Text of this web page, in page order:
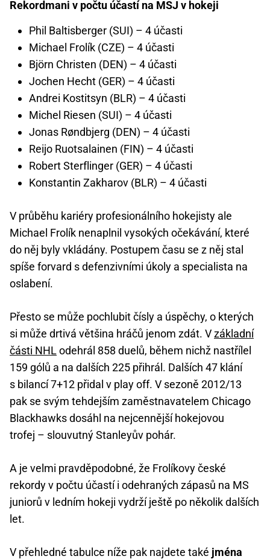
Rekordmani v počtu účastí na MSJ v hokeji
Phil Baltisberger (SUI) – 4 účasti
Michael Frolík (CZE) – 4 účasti
Björn Christen (DEN) – 4 účasti
Jochen Hecht (GER) – 4 účasti
Andrei Kostitsyn (BLR) – 4 účasti
Michel Riesen (SUI) – 4 účasti
Jonas Røndbjerg (DEN) – 4 účasti
Reijo Ruotsalainen (FIN) – 4 účasti
Robert Sterflinger (GER) – 4 účasti
Konstantin Zakharov (BLR) – 4 účasti
V průběhu kariéry profesionálního hokejisty ale
Michael Frolík nenaplnil vysokých očekávání, které
do něj byly vkládány. Postupem času se z něj stal
spíše forvard s defenzivními úkoly a specialista na
oslabení.
Přesto se může pochlubit čísly a úspěchy, o kterých
si může drtivá většina hráčů jenom zdát. Vzákladní
části NHLodehrál 858 duelů, během nichž nastřílel
159 gólů a na dalších 225 přihrál. Dalších 47 klání
s bilancí 7+12 přidal v play off. V sezoně 2012/13
pak se svým tehdejším zaměstnavatelem Chicago
Blackhawks dosáhl na nejcennější hokejovou
trofej – slouvutný Stanleyův pohár.
A je velmi pravděpodobné, že Frolíkovy české
rekordy v počtu účastí i odehraných zápasů na MS
juniorů v ledním hokeji vydrží ještě po několik dalších
let.
V přehledné tabulce níže pak najdete také jména